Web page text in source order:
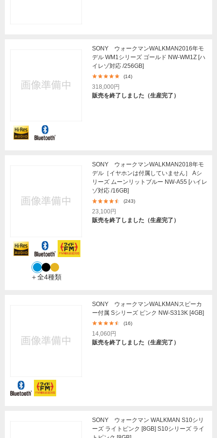
SONY ウォークマンWALKMAN2016年モ
デル WM1シリーズ ゴールド NW-WM1Z [ハ
イレゾ対応 /256GB]
(14)
318,000円
販売を終了しました（生産完了）
＋全4種類
SONY ウォークマンWALKMAN2018年モ
デル［イヤホンは付属していません］ Aシ
リーズ ムーンリットブルー NW-A55 [ハイレ
ゾ対応 /16GB]
(243)
23,100円
販売を終了しました（生産完了）
SONY ウォークマンWALKMANスピーカ
ー付属 Sシリーズ ピンク NW-S313K [4GB]
(16)
14,060円
販売を終了しました（生産完了）
SONY ウォークマン WALKMAN S10シリ
ーズ ライトピンク [8GB] S10シリーズ ライ